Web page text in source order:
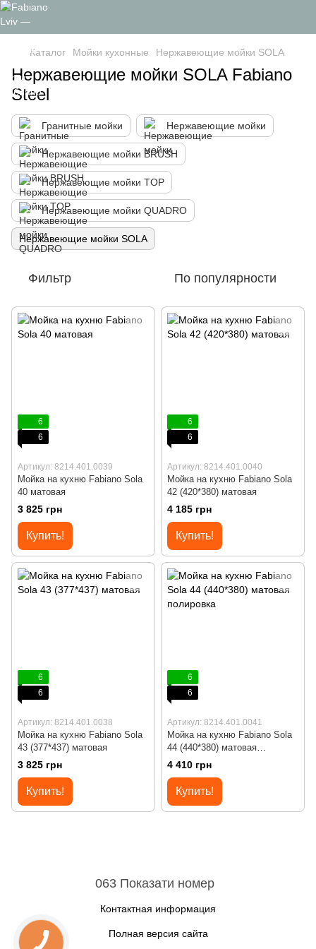
Каталог Мойки кухонные Нержавеющие мойки SOLA
Нержавеющие мойки SOLA Fabiano
Steel
Гранитные мойки Нержавеющие мойки
Нержавеющие мойки BRUSH
Нержавеющие мойки TOP
Нержавеющие мойки QUADRO
Нержавеющие мойки SOLA
Фильтр По популярности
6
6
Артикул: 8214.401.0039
Мойка на кухню Fabiano Sola
40 матовая
3 825 грн
Купить!
6
6
Артикул: 8214.401.0040
Мойка на кухню Fabiano Sola
42 (420*380) матовая
4 185 грн
Купить!
6
6
Артикул: 8214.401.0038
Мойка на кухню Fabiano Sola
43 (377*437) матовая
3 825 грн
Купить!
6
6
Артикул: 8214.401.0041
Мойка на кухню Fabiano Sola
44 (440*380) матовая
полировка
4 410 грн
Купить!
063 Показати номер
Контактная информация
Полная версия сайта